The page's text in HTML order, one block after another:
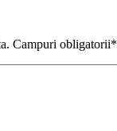
Campuri obligatorii*